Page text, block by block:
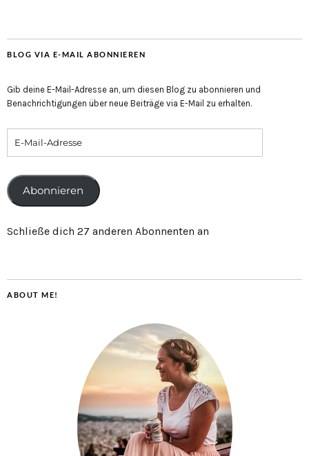
BLOG VIA E-MAIL ABONNIEREN
Gib deine E-Mail-Adresse an, um diesen Blog zu abonnieren und
Benachrichtigungen über neue Beiträge via E-Mail zu erhalten.
Abonnieren
Schließe dich 27 anderen Abonnenten an
ABOUT ME!